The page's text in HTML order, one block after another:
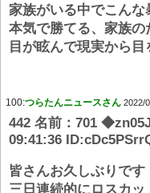
家族がいる中でこん
本気で勝てる、家族
目が眩んで現実から
100:つらたんニュースさん 2022/
442 名前：701
09:41:36
皆さんお久しぶりです
三日連続的にロスカッ